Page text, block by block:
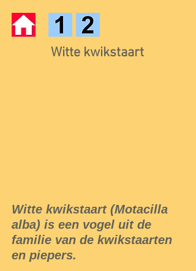
Witte kwikstaart
Witte kwikstaart (Motacilla
alba) is een vogel uit de
familie van de kwikstaarten
en piepers.